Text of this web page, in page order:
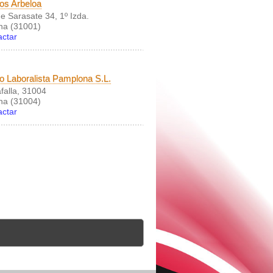
Arbeloa
Sarasate 34, 1º Izda.
(31001)
Laboralista Pamplona S.L.
31004
(31004)